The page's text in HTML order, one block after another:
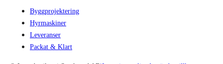
Byggprojektering
Hyrmaskiner
Leveranser
Packat & Klart